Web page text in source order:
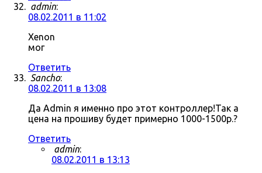
admin:
08.02.2011 в 11:02
Xenon
мог
Ответить
Sancho:
08.02.2011 в 13:08
Да Admin я именно про этот контроллер!Так а
цена на прошиву будет примерно 1000-1500р.?
Ответить
admin:
08.02.2011 в 13:13